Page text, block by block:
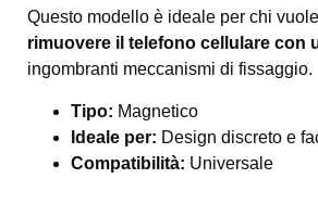
Questo modello è ideale per chi vuole
rimuovere il telefono cellulare con
ingombranti meccanismi di fissaggio.
Tipo: Magnetico
Ideale per: Design discreto e
Compatibilità: Universale